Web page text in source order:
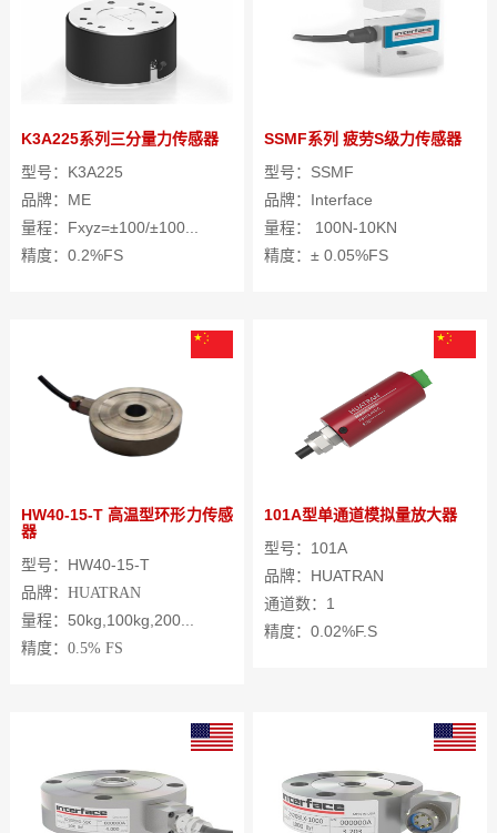
K3A225系列三分量力传感器
型号：K3A225
品牌：ME
量程：Fxyz=±100/±100...
精度：0.2%FS
SSMF系列 疲劳S级力传感器
型号：SSMF
品牌：Interface
量程： 100N-10KN
精度：± 0.05%FS
HW40-15-T 高温型环形力传感
器
型号：HW40-15-T
品牌： HUATRAN
量程：50kg,100kg,200...
精度： 0.5% FS
101A型单通道模拟量放大器
型号：101A
品牌：HUATRAN
通道数：1
精度：0.02%F.S